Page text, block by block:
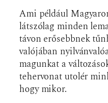
Ami például
látszólag minden
távon erősebbnek
valójában
magunkat a
tehervonat utolér
hogy mikor.